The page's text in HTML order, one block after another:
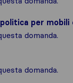
per
domanda.
domanda.